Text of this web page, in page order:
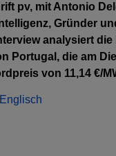
pv, mit Antonio
Gründer
analysiert
Portugal, die am
von 11,14 €/